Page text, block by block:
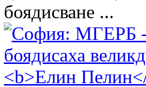
боядисване ...